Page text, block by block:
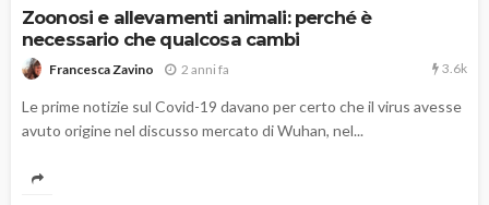
Zoonosi e allevamenti animali: perché è
necessario che qualcosa cambi
Francesca Zavino 2 anni fa 3.6k
Le prime notizie sul Covid-19 davano per certo che il virus avesse
avuto origine nel discusso mercato di Wuhan, nel...